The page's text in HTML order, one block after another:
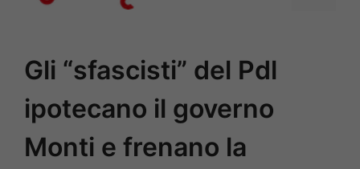
Gli “sfascisti” del Pdl
ipotecano il governo
Monti e frenano la